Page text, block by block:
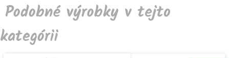
Podobné výrobky v tejto
kategórii